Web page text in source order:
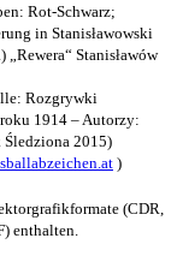
Rot-Schwarz;
in Stanisławowski
Stanisławów
Rozgrywki
1914 – Autorzy:
2015)
)
(CDR,
enthalten.